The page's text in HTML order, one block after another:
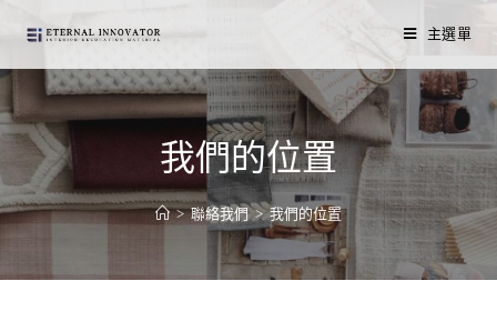
主選單
我們的位置
> 聯絡我們 > 我們的位置